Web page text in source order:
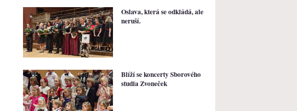
Oslava, která se odkládá, ale
neruší.
Blíží se koncerty Sborového
studia Zvoneček